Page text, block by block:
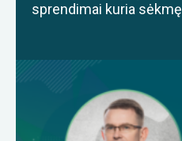
sprendimai kuria sėkmę